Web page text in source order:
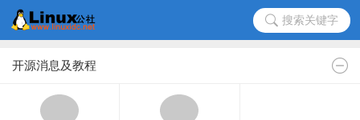
搜索关键字
开源消息及教程